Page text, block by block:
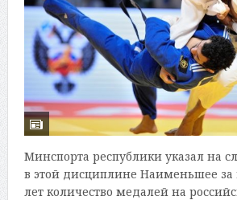
Минспорта республики указал на
в этой дисциплине Наименьшее за
лет количество медалей на